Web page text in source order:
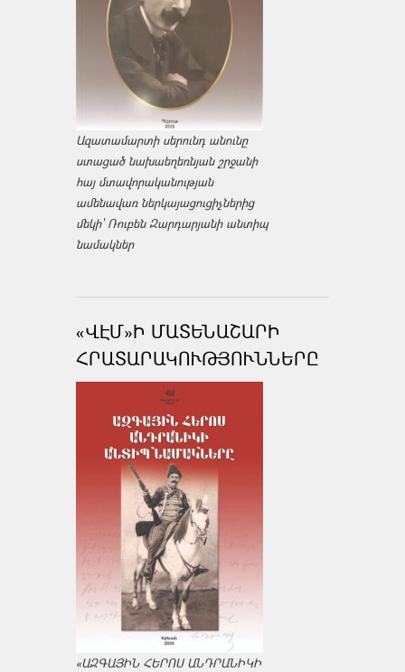
Ազատամարտի սերունդ անունը
ստացած նախաեղեռնյան շրջանի
հայ մտավորականության
ամենավառ ներկայացուցիչներից
մեկի՝ Ռուբեն Զարդարյանի անտիպ
նամակներ
«ՎԷՄ»Ի ՄԱՏԵՆԱՇԱՐԻ
ՀՐԱՏԱՐԱԿՈՒԹՅՈՒՆՆԵՐԸ
«ԱԶԳԱՅԻՆ ՀԵՐՈՍ ԱՆԴՐԱՆԻԿԻ